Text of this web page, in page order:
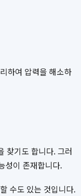
하여 압력을 해소하
찾기도 합니다. 그러
성이 존재합니다.
수도 있는 것입니다.